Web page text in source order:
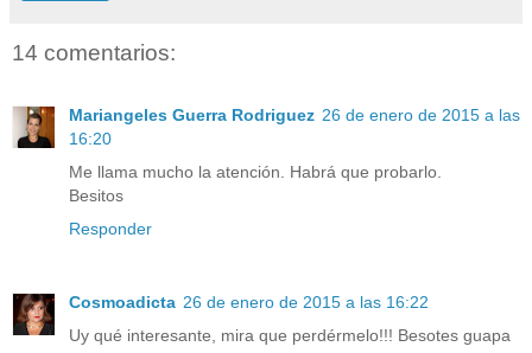
14 comentarios:
Mariangeles Guerra Rodriguez 26 de enero de 2015 a las
16:20
Me llama mucho la atención. Habrá que probarlo.
Besitos
Responder
Cosmoadicta 26 de enero de 2015 a las 16:22
Uy qué interesante, mira que perdérmelo!!! Besotes guapa